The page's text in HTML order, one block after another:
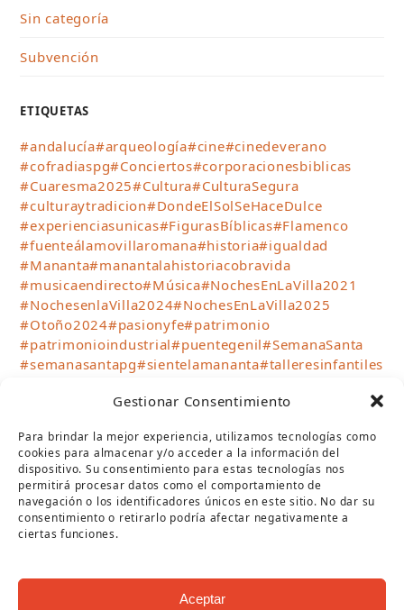
Gestionar Consentimiento
Para brindar la mejor experiencia, utilizamos tecnologías como
cookies para almacenar y/o acceder a la información del
dispositivo. Su consentimiento para estas tecnologías nos
permitirá procesar datos como el comportamiento de
navegación o los identificadores únicos en este sitio. No dar su
consentimiento o retirarlo podría afectar negativamente a
ciertas funciones.
Aceptar
Sin categoría
Subvención
ETIQUETAS
#andalucía#arqueología#cine#cinedeverano
#cofradiaspg#Conciertos#corporacionesbiblicas
#Cuaresma2025#Cultura#CulturaSegura
#culturaytradicion#DondeElSolSeHaceDulce
#experienciasunicas#FigurasBíblicas#Flamenco
#fuenteálamovillaromana#historia#igualdad
#Mananta#manantalahistoriacobravida
#musicaendirecto#Música#NochesEnLaVilla2021
#NochesenlaVilla2024#NochesEnLaVilla2025
#Otoño2024#pasionyfe#patrimonio
#patrimonioindustrial#puentegenil#SemanaSanta
#semanasantapg#sientelamananta#talleresinfantiles
#Verano2024#verano2025
#visitasguiadas#VisitPuenteGenil
#WhereTheSunBecomesSweet
SÍGUENOS